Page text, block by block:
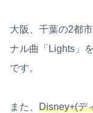
大阪、千葉の2都
ナル曲「Lights」
です。
また、 Disney+(デ